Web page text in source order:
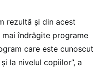
rezultă și din acest
îndrăgite programe
care este cunoscut
la nivelul copiilor”, a